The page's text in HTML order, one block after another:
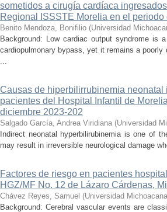
sometidos a cirugía cardíaca
Regional ISSSTE Morelia en el
Benito Mendoza, Bonifilio (Universidad
Background: Low cardiac output syndrome is
cardiopulmonary bypass, yet it remains a
...
Causas de hiperbilirrubinemia
pacientes del Hospital Infantil de
diciembre 2023-202
Salgado García, Andrea Viridiana (Universidad
Indirect neonatal hyperbilirubinemia is one of
may result in irreversible neurological damage
Factores de riesgo en pacientes
HGZ/MF No. 12 de Lázaro Cárdenas,
Chávez Reyes, Samuel (Universidad
Background: Cerebral vascular events are